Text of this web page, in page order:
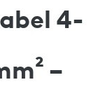
4-
–